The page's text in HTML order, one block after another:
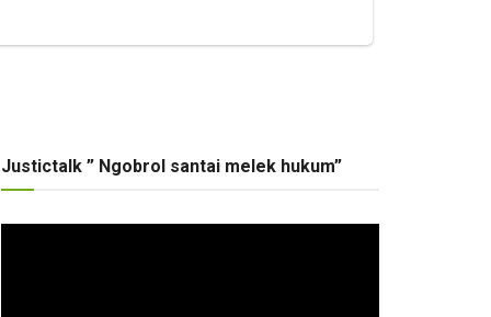
Justictalk ” Ngobrol santai melek hukum”